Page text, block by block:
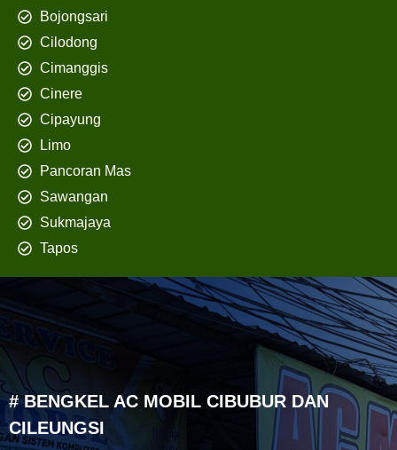
Bojongsari
Cilodong
Cimanggis
Cinere
Cipayung
Limo
Pancoran Mas
Sawangan
Sukmajaya
Tapos
# BENGKEL AC MOBIL CIBUBUR DAN
CILEUNGSI